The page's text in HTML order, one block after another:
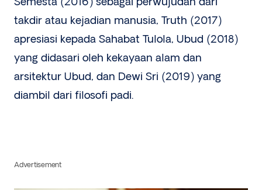
takdir atau kejadian manusia, Truth (2017)
apresiasi kepada Sahabat Tulola, Ubud (2018)
yang didasari oleh kekayaan alam dan
arsitektur Ubud, dan Dewi Sri (2019) yang
diambil dari filosofi padi.
Advertisement